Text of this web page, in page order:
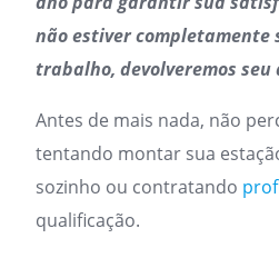
não estiver completamente
trabalho, devolveremos seu
Antes de mais nada, não
tentando montar sua
sozinho ou contratando
qualificação.